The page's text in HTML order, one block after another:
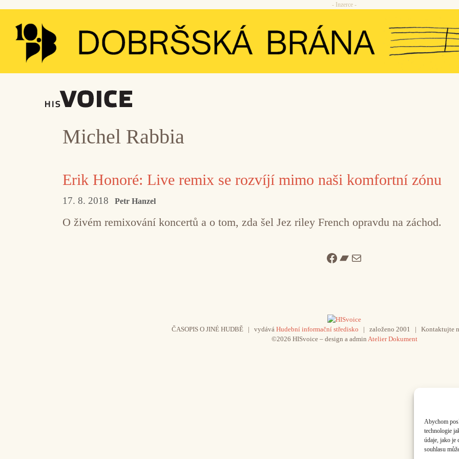
Abychom
technologie
údaje, jako je
souhlasu
Přeskočit
obsah
- Inzerce -
Michel Rabbia
Erik Honoré: Live remix se rozvíjí mimo naši komfortní zónu
17. 8. 2018 Petr Hanzel
O živém remixování koncertů a o tom, zda šel Jez riley French opravdu na záchod.
Facebook
Bandcamp
Mail
ČASOPIS O JINÉ HUDBĚ | vydává Hudební informační středisko | založeno 2001 | Kontaktujte
©2026 HISvoice – design a admin Atelier Dokument